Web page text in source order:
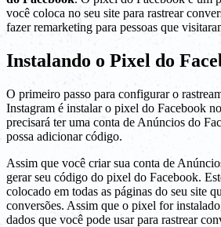
você coloca no seu site para rastrear
fazer remarketing para pessoas que
Instalando o Pixel do
O primeiro passo para configurar o
Instagram é instalar o pixel do Facebook
precisará ter uma conta de Anúncios do
possa adicionar código.
Assim que você criar sua conta de
gerar seu código do pixel do Facebook.
colocado em todas as páginas do seu site
conversões. Assim que o pixel for
dados que você pode usar para rastrear